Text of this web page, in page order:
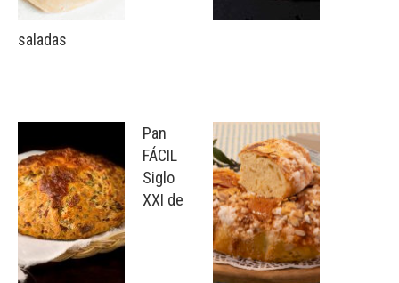
saladas
Pan
FÁCIL
Siglo
XXI de